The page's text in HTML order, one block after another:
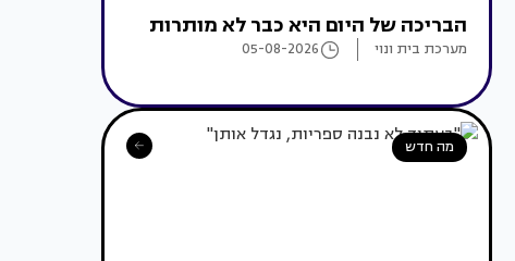
הבריכה של היום היא כבר לא מותרות
מערכת בית ונוי 05-08-2026
מה חדש